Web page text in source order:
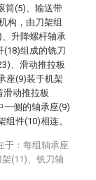
筒(5)、输送带
构，由刀架组
升降螺杆轴承
(18)组成的铣刀
、滑动推拉板
座(9)装于机架
滑动推拉板
一侧的轴承座(9)
件(10)相连。
于：每组轴承座
(11)、铣刀轴